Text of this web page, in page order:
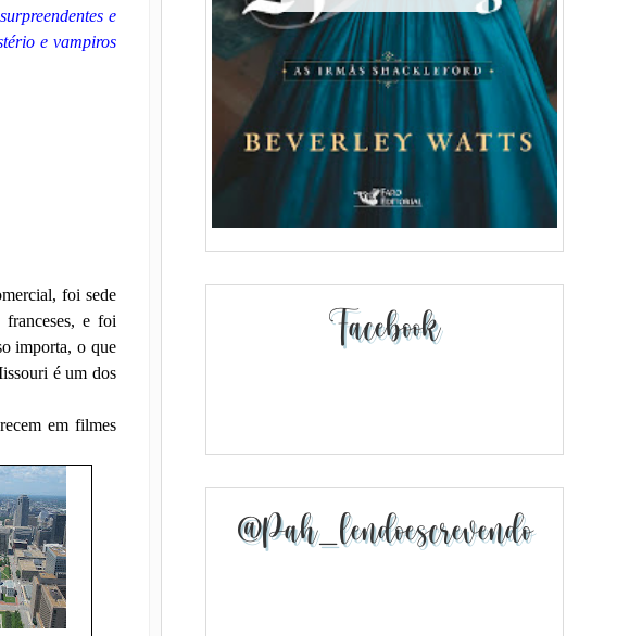
e
e vampiros
foi sede
e foi
importa, o que
é um dos
em filmes
Facebook
@pah_lendoescrevendo